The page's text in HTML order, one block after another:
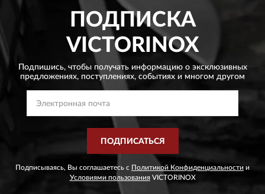
ПОДПИСКА
VICTORINOX
Подпишись, чтобы получать информацию о эксклюзивных
предложениях, поступлениях, событиях и многом другом
ПОДПИСАТЬСЯ
Подписываясь, Вы соглашаетесь с Политикой Конфиденциальности и
Условиями пользованияVICTORINOX